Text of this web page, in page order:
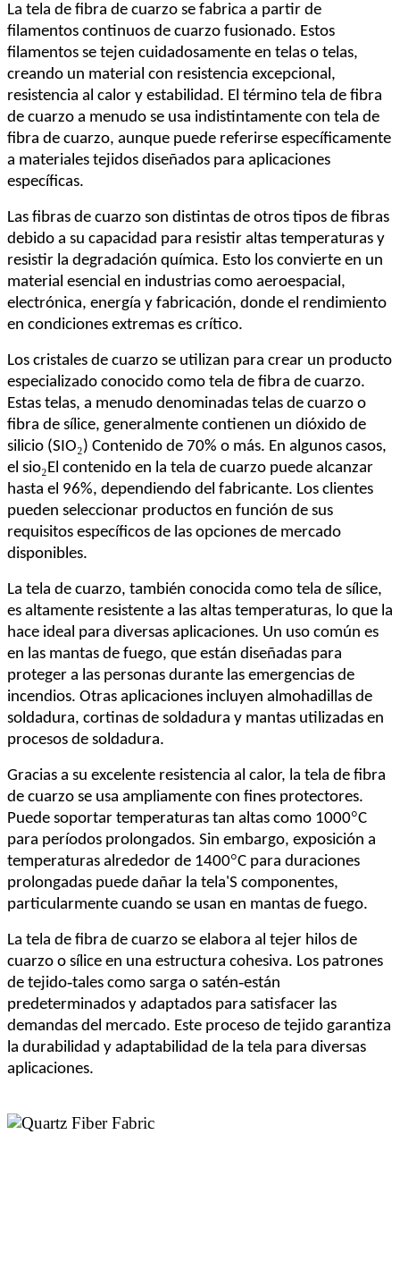
La tela de fibra de cuarzo se fabrica a partir de
filamentos continuos de cuarzo fusionado. Estos
filamentos se tejen cuidadosamente en telas o telas,
creando un material con resistencia excepcional,
resistencia al calor y estabilidad. El término tela de fibra
de cuarzo a menudo se usa indistintamente con tela de
fibra de cuarzo, aunque puede referirse específicamente
a materiales tejidos diseñados para aplicaciones
específicas.
Las fibras de cuarzo son distintas de otros tipos de fibras
debido a su capacidad para resistir altas temperaturas y
resistir la degradación química. Esto los convierte en un
material esencial en industrias como aeroespacial,
electrónica, energía y fabricación, donde el rendimiento
en condiciones extremas es crítico.
Los cristales de cuarzo se utilizan para crear un producto
especializado conocido como tela de fibra de cuarzo.
Estas telas, a menudo denominadas telas de cuarzo o
fibra de sílice, generalmente contienen un dióxido de
silicio (SIO₂) Contenido de 70% o más. En algunos casos,
el sio₂ El contenido en la tela de cuarzo puede alcanzar
hasta el 96%, dependiendo del fabricante. Los clientes
pueden seleccionar productos en función de sus
requisitos específicos de las opciones de mercado
disponibles.
La tela de cuarzo, también conocida como tela de sílice,
es altamente resistente a las altas temperaturas, lo que la
hace ideal para diversas aplicaciones. Un uso común es
en las mantas de fuego, que están diseñadas para
proteger a las personas durante las emergencias de
incendios. Otras aplicaciones incluyen almohadillas de
soldadura, cortinas de soldadura y mantas utilizadas en
procesos de soldadura.
Gracias a su excelente resistencia al calor, la tela de fibra
de cuarzo se usa ampliamente con fines protectores.
Puede soportar temperaturas tan altas como 1000°C
para períodos prolongados. Sin embargo, exposición a
temperaturas alrededor de 1400°C para duraciones
prolongadas puede dañar la tela'S componentes,
particularmente cuando se usan en mantas de fuego.
La tela de fibra de cuarzo se elabora al tejer hilos de
cuarzo o sílice en una estructura cohesiva. Los patrones
de tejido-tales como sarga o satén-están
predeterminados y adaptados para satisfacer las
demandas del mercado. Este proceso de tejido garantiza
la durabilidad y adaptabilidad de la tela para diversas
aplicaciones.